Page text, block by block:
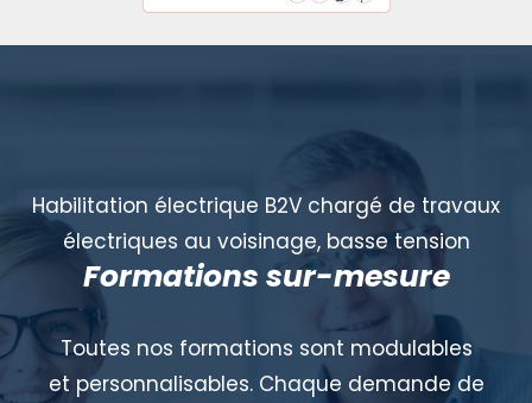
Habilitation électrique B2V chargé de travaux
électriques au voisinage, basse tension
Formations sur-mesure
Toutes nos formations sont modulables
et personnalisables. Chaque demande de